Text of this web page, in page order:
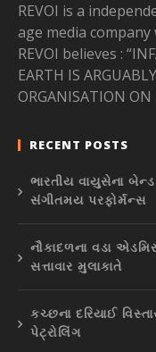
REVOI is a
age media
REVOI believes :
EARTH IS
ORGANISATION ON
RECENT POSTS
ભારતીય વાયુસેના
સંગીતમય પરફોર્મન્સ
નૌકાદળના વડા
સત્તાવાર મુલાકાતે
કચ્છના દરિયાઈ
પેટ્રોલિંગ